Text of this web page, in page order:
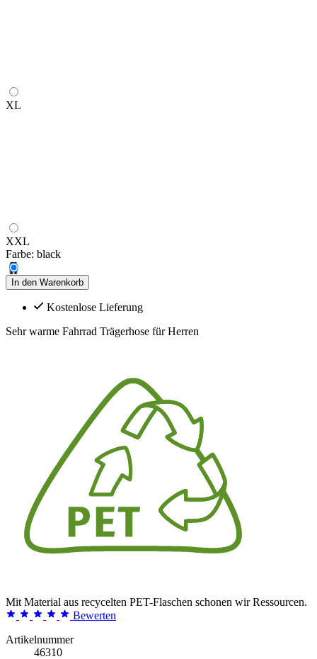
XL
XXL
Farbe: black
In den Warenkorb
Kostenlose Lieferung
Sehr warme Fahrrad Trägerhose für Herren
Mit Material aus recycelten PET-Flaschen schonen wir Ressourcen.
Bewerten
Artikelnummer
46310